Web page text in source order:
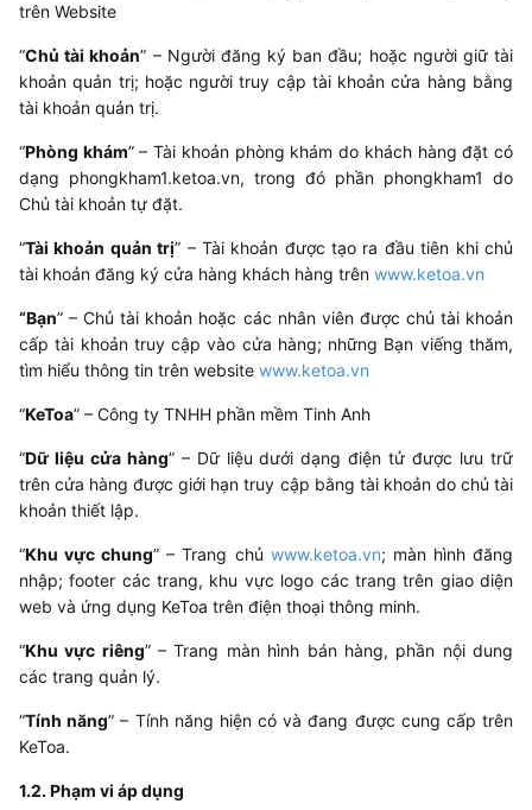
trên Website
“Chủ tài khoản” – Người đăng ký ban đầu; hoặc người giữ tài
khoản quản trị; hoặc người truy cập tài khoản cửa hàng bằng
tài khoản quản trị.
“Phòng khám” – Tài khoản phòng khám do khách hàng đặt có
dạng phongkham1.ketoa.vn, trong đó phần phongkham1 do
Chủ tài khoản tự đặt.
“Tài khoản quản trị” – Tài khoản được tạo ra đầu tiên khi chủ
tài khoản đăng ký cửa hàng khách hàng trên www.ketoa.vn
“Bạn” – Chủ tài khoản hoặc các nhân viên được chủ tài khoản
cấp tài khoản truy cập vào cửa hàng; những Bạn viếng thăm,
tìm hiểu thông tin trên website www.ketoa.vn
“KeToa” – Công ty TNHH phần mềm Tinh Anh
“Dữ liệu cửa hàng” – Dữ liệu dưới dạng điện tử được lưu trữ
trên cửa hàng được giới hạn truy cập bằng tài khoản do chủ tài
khoản thiết lập.
“Khu vực chung” – Trang chủ www.ketoa.vn; màn hình đăng
nhập; footer các trang, khu vực logo các trang trên giao diện
web và ứng dụng KeToa trên điện thoại thông minh.
“Khu vực riêng” – Trang màn hình bán hàng, phần nội dung
các trang quản lý.
“Tính năng” – Tính năng hiện có và đang được cung cấp trên
KeToa.
1.2. Phạm vi áp dụng